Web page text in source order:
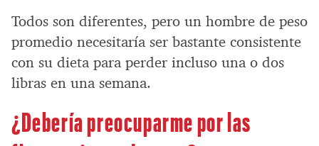
Todos son diferentes, pero un hombre de peso
promedio necesitaría ser bastante consistente
con su dieta para perder incluso una o dos
libras en una semana.
¿Debería preocuparme por las